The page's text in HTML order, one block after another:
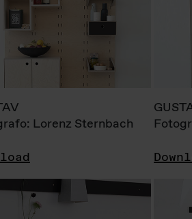
Lorenz Sternbach